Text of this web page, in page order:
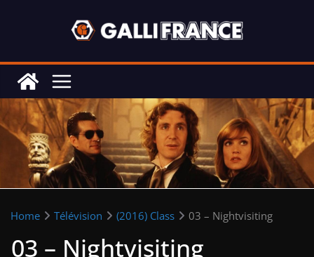
Home Télévision (2016) Class 03 – Nightvisiting
03 – Nightvisiting